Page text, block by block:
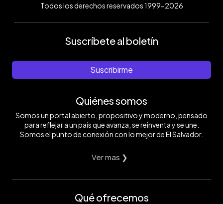
Todos los derechos reservados 1999-2026
Suscríbete al boletín
Suscribirme
Quiénes somos
Somos un portal abierto, propositivo y moderno, pensado
para reflejar a un país que avanza, se reinventa y se une.
Somos el punto de conexión con lo mejor de El Salvador.
Ver mas ❯
Qué ofrecemos